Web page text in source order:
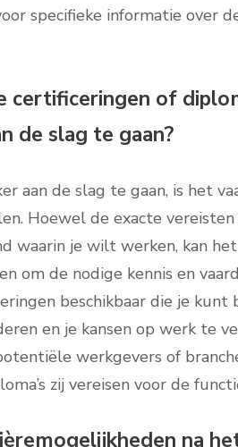
specifieke informatie over
certificeringen of
de slag te gaan?
aan de slag te gaan, is het
Hoewel de exacte
waarin je wilt werken, kan
om de nodige kennis en
beschikbaar die je kunt
en je kansen op werk te
werkgevers of
zij vereisen voor de
na